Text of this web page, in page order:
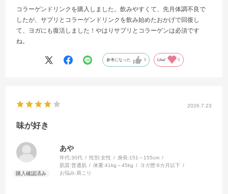
コラーゲンドリンクを購入しました。飲みやすくて、先月体調不良で
したが、サプリとコラーゲンドリンクを飲み始めたおかげで回復し
て、ヨガにも復活しました！やはりサプリとコラーゲンは必須です
ね。
参考になった 0 Like! 0
2026.7.23
味が好き
あや
年代:30代 性別:女性 身長:151～155cm
肌質:普通肌 体重:41kg～45kg ヨガ歴:6カ月以下
お悩み:肩こり